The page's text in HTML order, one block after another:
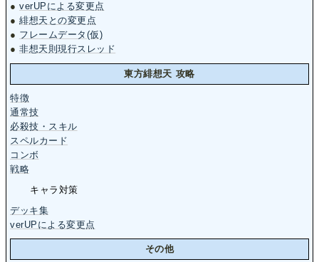
●verUPによる変更点
●緋想天との変更点
● フレームデータ(仮)
●非想天則現行スレッド
東方緋想天 攻略
特徴
通常技
必殺技・スキル
スペルカード
コンボ
戦略
キャラ対策
デッキ集
verUPによる変更点
その他